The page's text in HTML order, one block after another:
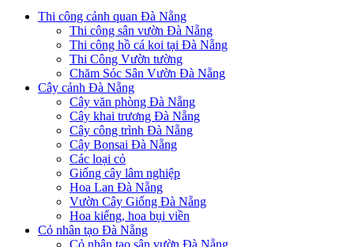
Thi công cảnh quan Đà Nẵng
Thi công sân vườn Đà Nẵng
Thi công hồ cá koi tại Đà Nẵng
Thi Công Vườn tường
Chăm Sóc Sân Vườn Đà Nẵng
Cây cảnh Đà Nẵng
Cây văn phòng Đà Nẵng
Cây khai trương Đà Nẵng
Cây công trình Đà Nẵng
Cây Bonsai Đà Nẵng
Các loại cỏ
Giống cây lâm nghiệp
Hoa Lan Đà Nẵng
Vườn Cây Giống Đà Nẵng
Hoa kiểng, hoa bụi viền
Cỏ nhân tạo Đà Nẵng
Cỏ nhân tạo sân vườn Đà Nẵng